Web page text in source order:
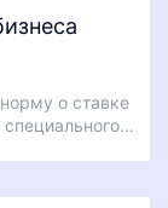
о ставке